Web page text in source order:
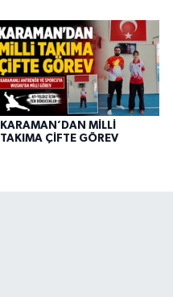
KARAMAN’DAN MİLLİ
TAKIMA ÇİFTE GÖREV